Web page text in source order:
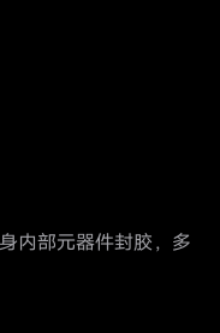
内部元器件封胶， 多